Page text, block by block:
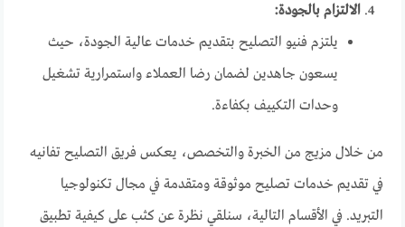
الالتزام بالجودة:
يلتزم فنيو التصليح بتقديم خدمات عالية الجودة، حيث
يسعون جاهدين لضمان رضا العملاء واستمرارية تشغيل
وحدات التكييف بكفاءة.
من خلال مزيج من الخبرة والتخصص، يعكس فريق التصليح تفانيه
في تقديم خدمات تصليح موثوقة ومتقدمة في مجال تكنولوجيا
التبريد. في الأقسام التالية، سنلقي نظرة عن كثب على كيفية تطبيق